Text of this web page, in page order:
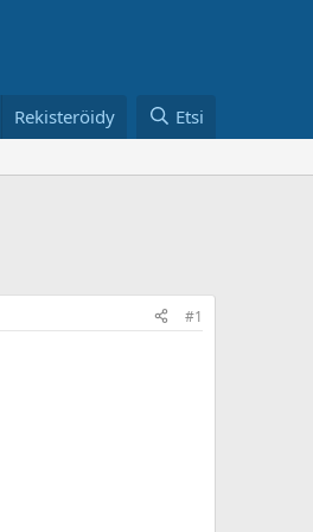
Rekisteröidy Etsi
#1